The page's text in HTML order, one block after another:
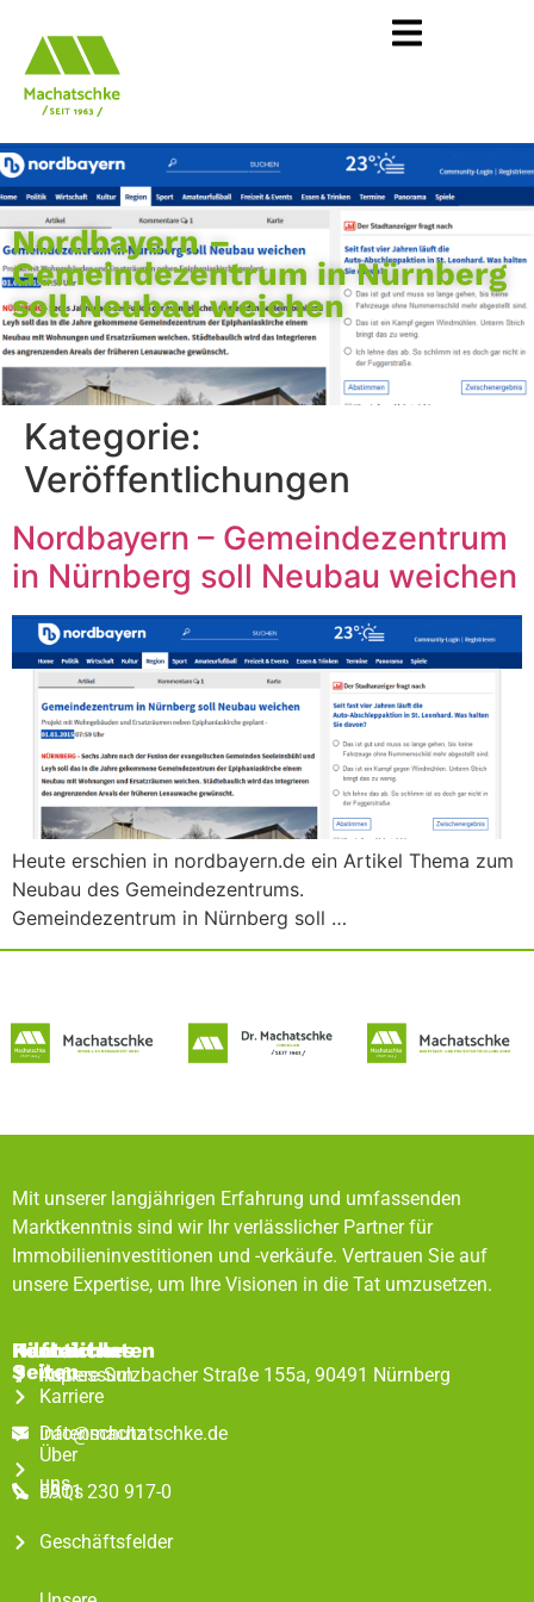
Nordbayern –
Gemeindezentrum in Nürnberg
soll Neubau weichen
Kategorie:
Veröffentlichungen
Nordbayern – Gemeindezentrum
in Nürnberg soll Neubau weichen
Heute erschien in nordbayern.de ein Artikel Thema zum
Neubau des Gemeindezentrums.​
Gemeindezentrum in Nürnberg soll …
Mit unserer langjährigen Erfahrung und umfassenden
Marktkenntnis sind wir Ihr verlässlicher Partner für
Immobilieninvestitionen und -verkäufe. Vertrauen Sie auf
unsere Expertise, um Ihre Visionen in die Tat umzusetzen.
Rechtliches
Impressum
Datenschutz
FAQs
Hilfreiche
Seiten
Karriere
Über
uns
Geschäftsfelder
Kontaktdaten
Äußere Sulzbacher Straße 155a, 90491 Nürnberg
info@machatschke.de
0911 230 917-0